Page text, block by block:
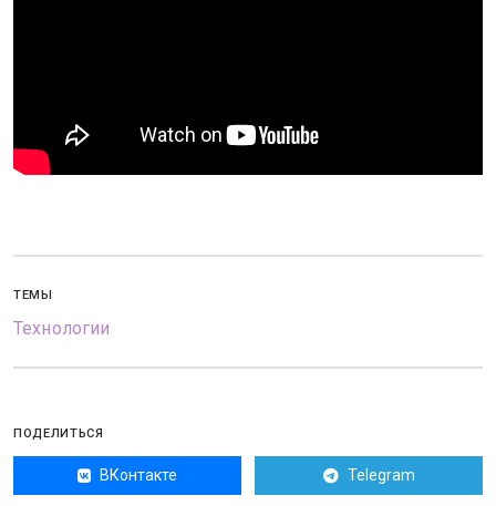
ТЕМЫ
Технологии
ПОДЕЛИТЬСЯ
ВКонтакте Telegram